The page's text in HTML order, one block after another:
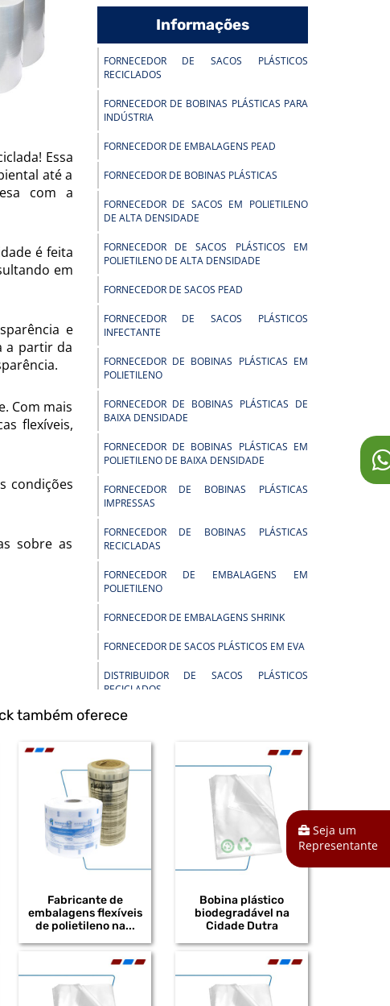
Seja um
Representante
Essa
até a
com a
é feita
em
e
a partir da
Com mais
flexíveis,
condições
sobre as
Informações
FORNECEDOR DE SACOS PLÁSTICOS
RECICLADOS
FORNECEDOR DE BOBINAS PLÁSTICAS PARA
INDÚSTRIA
FORNECEDOR DE EMBALAGENS PEAD
FORNECEDOR DE BOBINAS PLÁSTICAS
FORNECEDOR DE SACOS EM POLIETILENO
DE ALTA DENSIDADE
FORNECEDOR DE SACOS PLÁSTICOS EM
POLIETILENO DE ALTA DENSIDADE
FORNECEDOR DE SACOS PEAD
FORNECEDOR DE SACOS PLÁSTICOS
INFECTANTE
FORNECEDOR DE BOBINAS PLÁSTICAS EM
POLIETILENO
FORNECEDOR DE BOBINAS PLÁSTICAS DE
BAIXA DENSIDADE
FORNECEDOR DE BOBINAS PLÁSTICAS EM
POLIETILENO DE BAIXA DENSIDADE
FORNECEDOR DE BOBINAS PLÁSTICAS
IMPRESSAS
FORNECEDOR DE BOBINAS PLÁSTICAS
RECICLADAS
FORNECEDOR DE EMBALAGENS EM
POLIETILENO
FORNECEDOR DE EMBALAGENS SHRINK
FORNECEDOR DE SACOS PLÁSTICOS EM EVA
DISTRIBUIDOR DE SACOS PLÁSTICOS
RECICLADOS
DISTRIBUIDOR DE BOBINAS PLÁSTICAS PARA
DISTRIBUIDOR DE EMBALAGENS PEAD
DISTRIBUIDOR DE BOBINAS PLÁSTICAS
DISTRIBUIDOR DE SACOS EM POLIETILENO
DE ALTA DENSIDADE
DISTRIBUIDOR DE SACOS PLÁSTICOS EM
POLIETILENO DE ALTA DENSIDADE
DISTRIBUIDOR DE SACOS PEAD
DISTRIBUIDOR DE SACOS PLÁSTICOS
INFECTANTE
DISTRIBUIDOR DE BOBINAS PLÁSTICAS EM
POLIETILENO
também oferece
Fabricante de
embalagens flexíveis
de polietileno na...
Bobina plástico
biodegradável na
Cidade Dutra